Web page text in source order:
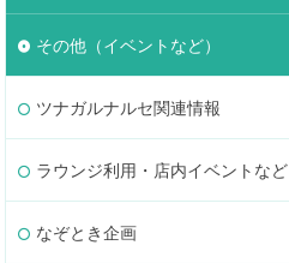
その他（イベントなど）
ツナガルナルセ関連情報
ラウンジ利用・店内イベントなど
なぞとき企画